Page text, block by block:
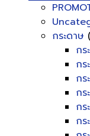
กระดาษ
กร
กร
ก
กร
กร
กร